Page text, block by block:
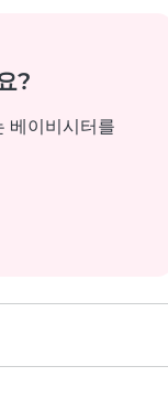
?
베이비시터를